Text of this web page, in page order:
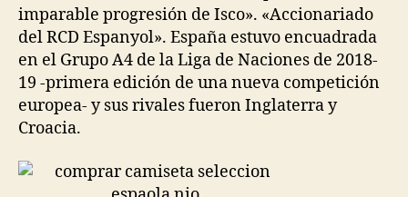
imparable progresión de Isco». «Accionariado
del RCD Espanyol». España estuvo encuadrada
en el Grupo A4 de la Liga de Naciones de 2018-
19 -primera edición de una nueva competición
europea- y sus rivales fueron Inglaterra y
Croacia.